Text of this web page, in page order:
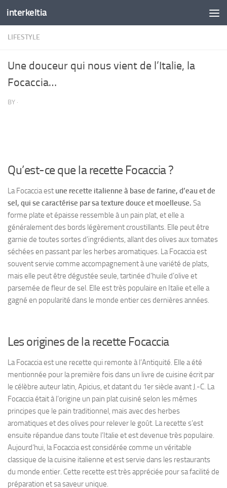
Skip to content
interkeltia
LIFESTYLE
Une douceur qui nous vient de l’Italie, la
Focaccia…
BY ·
Qu’est-ce que la recette Focaccia ?
La Focaccia est une recette italienne à base de farine, d’eau et de
sel, qui se caractérise par sa texture douce et moelleuse. Sa
forme plate et épaisse ressemble à un pain plat, et elle a
généralement des bords légèrement croustillants. Elle peut être
garnie de toutes sortes d’ingrédients, allant des olives aux tomates
séchées en passant par les herbes aromatiques. La Focaccia est
souvent servie comme accompagnement à une variété de plats,
mais elle peut être dégustée seule, tartinée d’huile d’olive et
parsemée de fleur de sel. Elle est très populaire en Italie et elle a
gagné en popularité dans le monde entier ces dernières années.
Les origines de la recette Focaccia
La Focaccia est une recette qui remonte à l’Antiquité. Elle a été
mentionnée pour la première fois dans un livre de cuisine écrit par
le célèbre auteur latin, Apicius, et datant du 1er siècle avant J.-C. La
Focaccia était à l’origine un pain plat cuisiné selon les mêmes
principes que le pain traditionnel, mais avec des herbes
aromatiques et des olives pour relever le goût. La recette s’est
ensuite répandue dans toute l’Italie et est devenue très populaire.
Aujourd’hui, la Focaccia est considérée comme un véritable
classique de la cuisine italienne et est servie dans les restaurants
du monde entier. Cette recette est très appréciée pour sa facilité de
préparation et sa saveur unique.